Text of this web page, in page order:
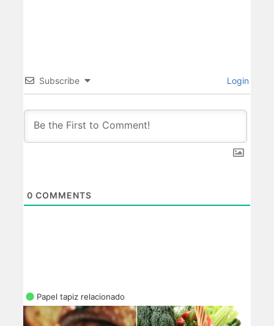
Subscribe Login
0 COMMENTS
Papel tapiz relacionado